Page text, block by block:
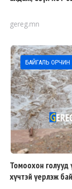
gereg.mn
БАЙГАЛЬ ОРЧИН
Томоохон
хүчтэй үерлэж